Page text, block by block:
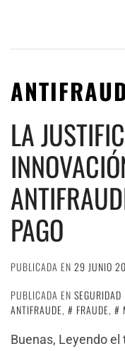
LA
PAGO
PUBLICADA EN 29 JUNIO
PUBLICADA EN SEGURIDAD
ANTIFRAUDE, FRAUDE,
Buenas, Leyendo